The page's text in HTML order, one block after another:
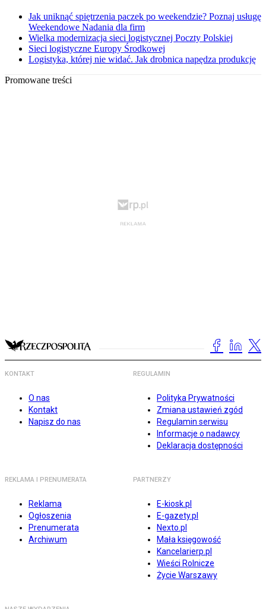
Jak uniknąć spiętrzenia paczek po weekendzie? Poznaj usługę
Weekendowe Nadania dla firm
Wielka modernizacja sieci logistycznej Poczty Polskiej
Sieci logistyczne Europy Środkowej
Logistyka, której nie widać. Jak drobnica napędza produkcję
Promowane treści
KONTAKT
O nas
Kontakt
Napisz do nas
REGULAMIN
Polityka Prywatności
Zmiana ustawień zgód
Regulamin serwisu
Informacje o nadawcy
Deklaracja dostępności
REKLAMA I PRENUMERATA
Reklama
Ogłoszenia
Prenumerata
Archiwum
PARTNERZY
E-kiosk.pl
E-gazety.pl
Nexto.pl
Mała księgowość
Kancelarierp.pl
Wieści Rolnicze
Życie Warszawy